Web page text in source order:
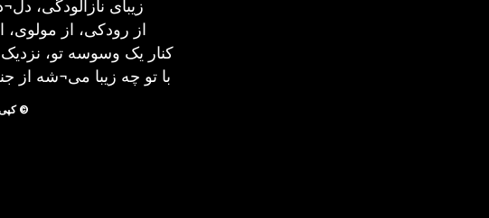
*زیبای نازآلودگی،
*از رودکی، از
* کنار یک وسوسه تو،
با تو چه زیبا می¬شه از
© کپی رایت ۱۳۷۹ - ۱۴۰۱ -